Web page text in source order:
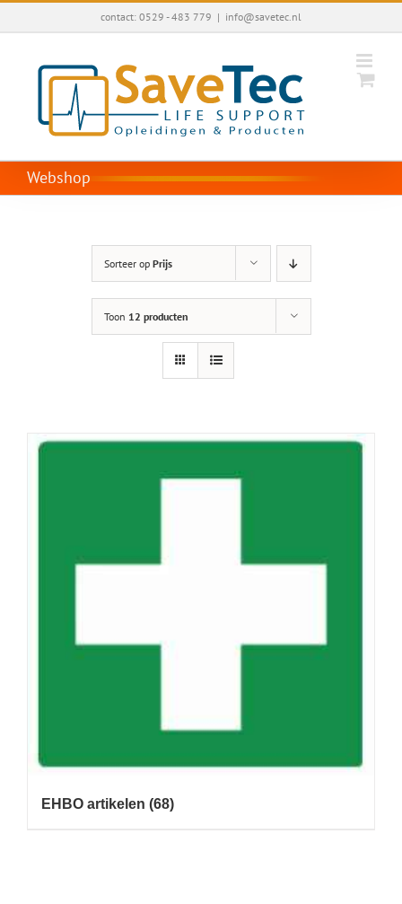
Ga
contact: 0529 - 483 779 | info@savetec.nl
Webshop
Sorteer op Prijs
Toon 12 producten
EHBO artikelen (68)